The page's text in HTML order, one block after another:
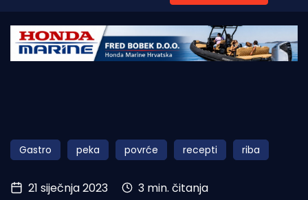
Početna
Obala
Otoci
Turizam i nautika
Gastro peka povrće recepti riba
21 siječnja 2023 3 min. čitanja